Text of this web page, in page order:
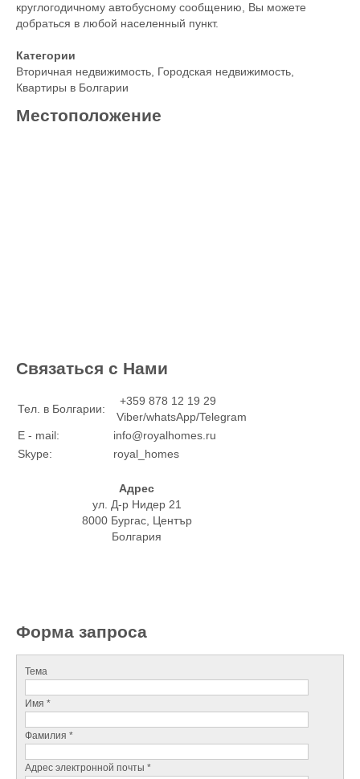
круглогодичному автобусному сообщению, Вы можете
добраться в любой населенный пункт.
Категории
Вторичная недвижимость, Городская недвижимость,
Квартиры в Болгарии
Местоположение
Связаться с Нами
Тел. в Болгарии:
+359 878 12 19 29
Viber/whatsApp/Telegram
E - mail:
info@royalhomes.ru
Skype:
royal_homes
Адрес
ул. Д-р Нидер 21
8000 Бургас, Център
Болгария
Форма запроса
Тема
Имя *
Фамилия *
Адрес электронной почты *